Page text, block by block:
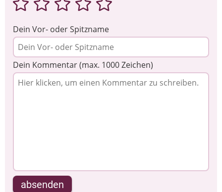
Dein Vor- oder Spitzname
Dein Kommentar (max. 1000 Zeichen)
absenden